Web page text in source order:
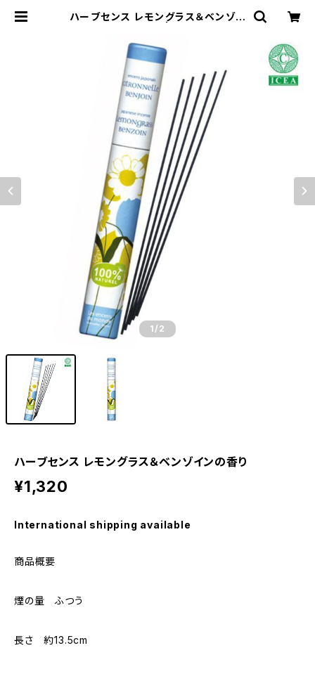
ハーブセンス レモングラス＆ベンゾイ
1 /2
ハーブセンス レモングラス＆ベンゾインの香り
¥1,320
International shipping available
商品概要
煙の量 ふつう
長さ 約13.5cm